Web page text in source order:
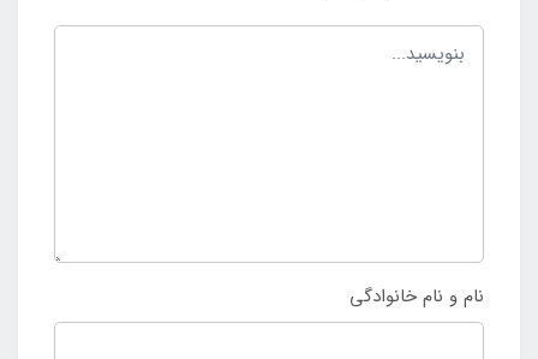
نام و نام خانوادگی